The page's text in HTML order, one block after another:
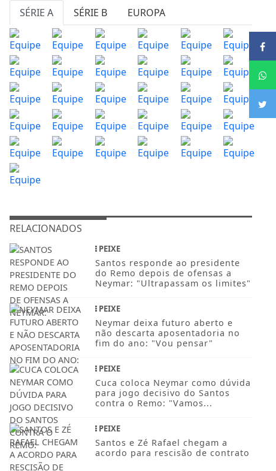
SÉRIE A SÉRIE B EUROPA
RELACIONADOS
PEIXE
Santos responde ao presidente
do Remo depois de ofensas a
Neymar: "Ultrapassam os limites"
PEIXE
Neymar deixa futuro aberto e
não descarta aposentadoria no
fim do ano: "Vou pensar"
PEIXE
Cuca coloca Neymar como dúvida
para jogo decisivo do Santos
contra o Remo: "Vamos...
PEIXE
Santos e Zé Rafael chegam a
acordo para rescisão de contrato